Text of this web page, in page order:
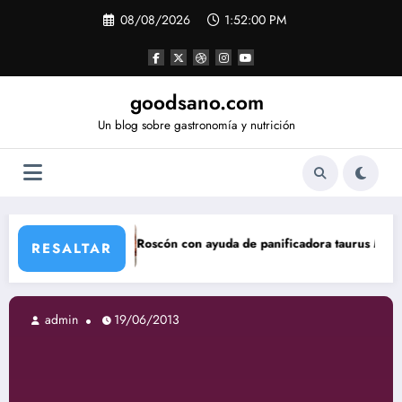
08/08/2026 1:52:01 PM
goodsano.com
Un blog sobre gastronomía y nutrición
RESALTAR
Roscón con ayuda de panificadora taurus My Bread
19/06/2013